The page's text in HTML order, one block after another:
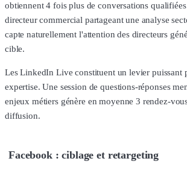
obtiennent 4 fois plus de conversations
directeur commercial partageant une analyse
capte naturellement l'attention des directeurs
cible.
Les LinkedIn Live constituent un levier puissant
expertise. Une session de questions-réponses
enjeux métiers génère en moyenne 3 rendez-
diffusion.
Facebook : ciblage et retargeting